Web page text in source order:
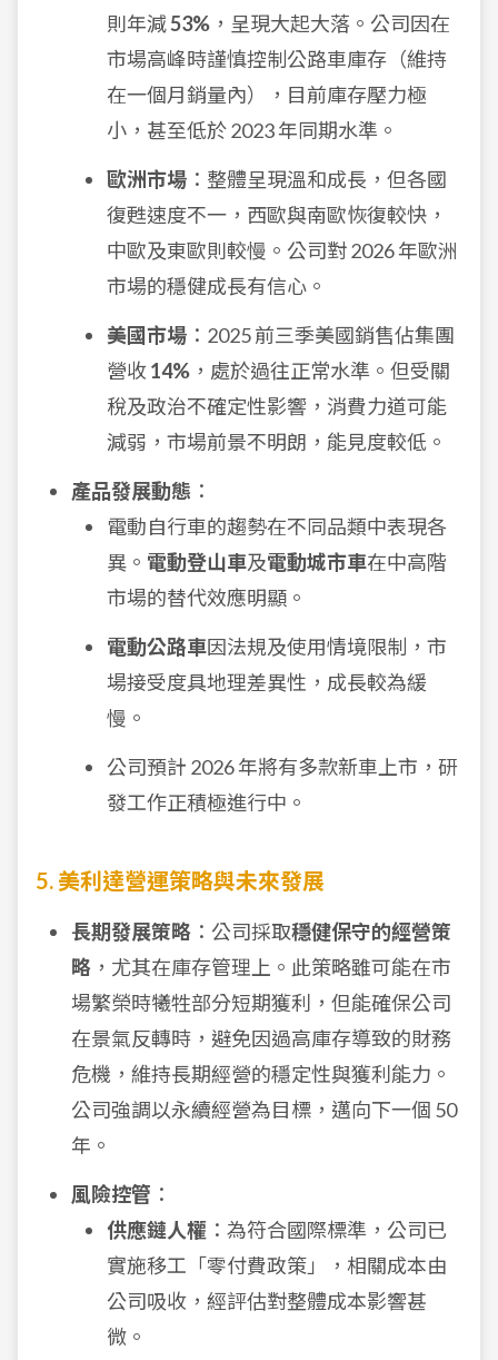
則年減53% ，呈現大起大落。公司因在
市場高峰時謹慎控制公路車庫存（維持
在一個月銷量內），目前庫存壓力極
小，甚至低於 2023 年同期水準。
歐洲市場 ：整體呈現溫和成長，但各國
復甦速度不一，西歐與南歐恢復較快，
中歐及東歐則較慢。公司對 2026 年歐洲
市場的穩健成長有信心。
美國市場 ：2025 前三季美國銷售佔集團
營收14% ，處於過往正常水準。但受關
稅及政治不確定性影響，消費力道可能
減弱，市場前景不明朗，能見度較低。
產品發展動態 ：
電動自行車的趨勢在不同品類中表現各
異。 電動登山車及電動城市車在中高階
市場的替代效應明顯。
電動公路車因法規及使用情境限制，市
場接受度具地理差異性，成長較為緩
慢。
公司預計 2026 年將有多款新車上市，研
發工作正積極進行中。
5. 美利達營運策略與未來發展
長期發展策略 ：公司採取穩健保守的經營策
略 ，尤其在庫存管理上。此策略雖可能在市
場繁榮時犧牲部分短期獲利，但能確保公司
在景氣反轉時，避免因過高庫存導致的財務
危機，維持長期經營的穩定性與獲利能力。
公司強調以永續經營為目標，邁向下一個 50
年。
風險控管 ：
供應鏈人權 ：為符合國際標準，公司已
實施移工「零付費政策」，相關成本由
公司吸收，經評估對整體成本影響甚
微。